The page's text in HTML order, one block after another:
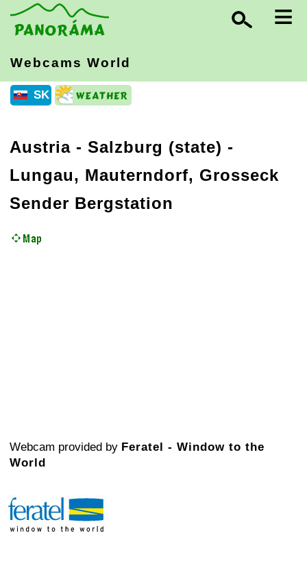
≡
Webcams World
SK
Austria - Salzburg (state) -
Lungau, Mauterndorf, Grosseck
Sender Bergstation
Webcam provided by Feratel - Window to the
World